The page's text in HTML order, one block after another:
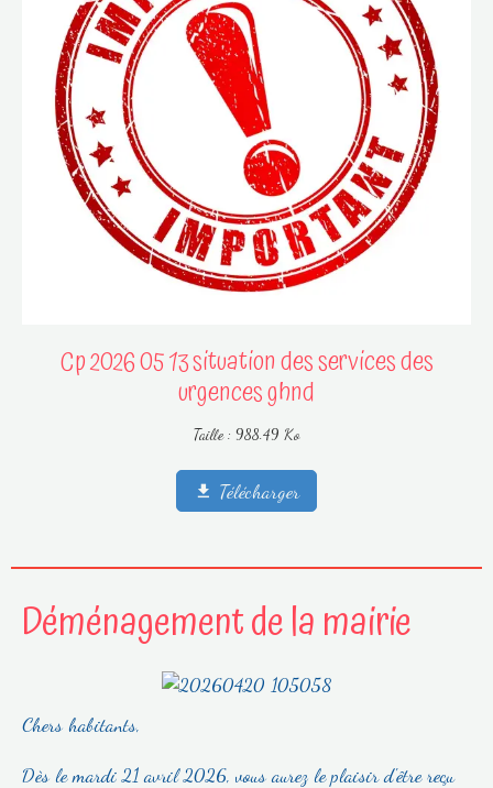
Cp 2026 05 13 situation des services des
urgences ghnd
Taille : 988.49 Ko
Télécharger
Déménagement de la mairie
Chers habitants,
Dès le mardi 21 avril 2026, vous aurez le plaisir d'être reçu